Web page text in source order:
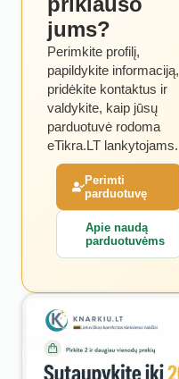
jums?
Perimkite profilį,
papildykite informaciją,
pridėkite kontaktus ir
valdykite, kaip jūsų
parduotuvė rodoma
eTikra.LT lankytojams.
Perimti
parduotuvę
Apie naudą
parduotuvėms